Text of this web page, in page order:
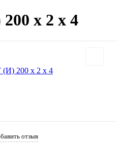
х 2 х 4
отзыв